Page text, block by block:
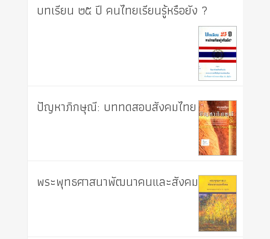
บทเรียน ๒๕ ปี คนไทยเรียนรู้หรือยัง ?
ปัญหาภิกษุณี: บททดสอบสังคมไทย
พระพุทธศาสนาพัฒนาคนและสังคม